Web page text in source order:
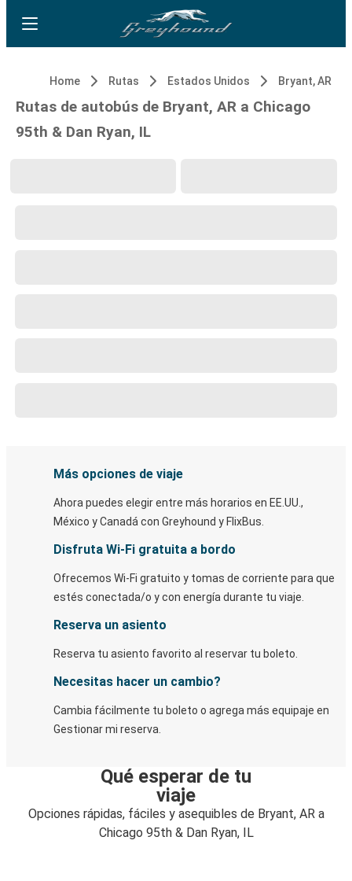
Home Rutas Estados Unidos Bryant, AR
Rutas de autobús de Bryant, AR a Chicago
95th & Dan Ryan, IL
Más opciones de viaje
Ahora puedes elegir entre más horarios en EE.UU.,
México y Canadá con Greyhound y FlixBus.
Disfruta Wi-Fi gratuita a bordo
Ofrecemos Wi-Fi gratuito y tomas de corriente para que
estés conectada/o y con energía durante tu viaje.
Reserva un asiento
Reserva tu asiento favorito al reservar tu boleto.
Necesitas hacer un cambio?
Cambia fácilmente tu boleto o agrega más equipaje en
Gestionar mi reserva.
Qué esperar de tu
viaje
Opciones rápidas, fáciles y asequibles de Bryant, AR a
Chicago 95th & Dan Ryan, IL